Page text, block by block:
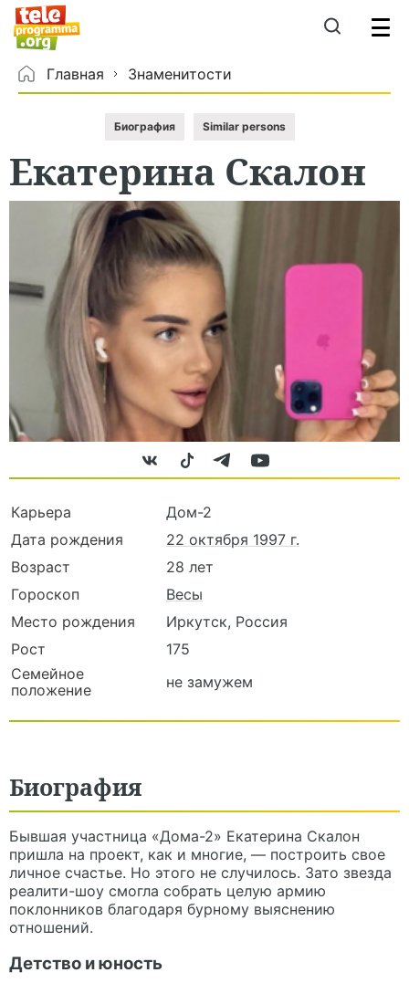
Главная Знаменитости
Биография Similar persons
Екатерина Скалон
Карьера
Дом-2
Дата рождения
22 октября 1997 г.
Возраст
28 лет
Гороскоп
Весы
Место рождения
Иркутск, Россия
Рост
175
Семейное
положение
не замужем
Биография
Бывшая участница «Дома-2» Екатерина Скалон
пришла на проект, как и многие, — построить свое
личное счастье. Но этого не случилось. Зато звезда
реалити-шоу смогла собрать целую армию
поклонников благодаря бурному выяснению
отношений.
Детство и юность